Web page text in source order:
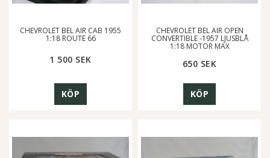
CHEVROLET BEL AIR CAB 1955
1:18 ROUTE 66
1 500 SEK
KÖP
CHEVROLET BEL AIR OPEN
CONVERTIBLE -1957 LJUSBLÅ
1:18 MOTOR MAX
650 SEK
KÖP